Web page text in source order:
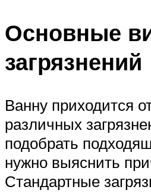
Основные
загрязнений
Ванну приходится
различных
подобрать
нужно выяснить
Стандартные